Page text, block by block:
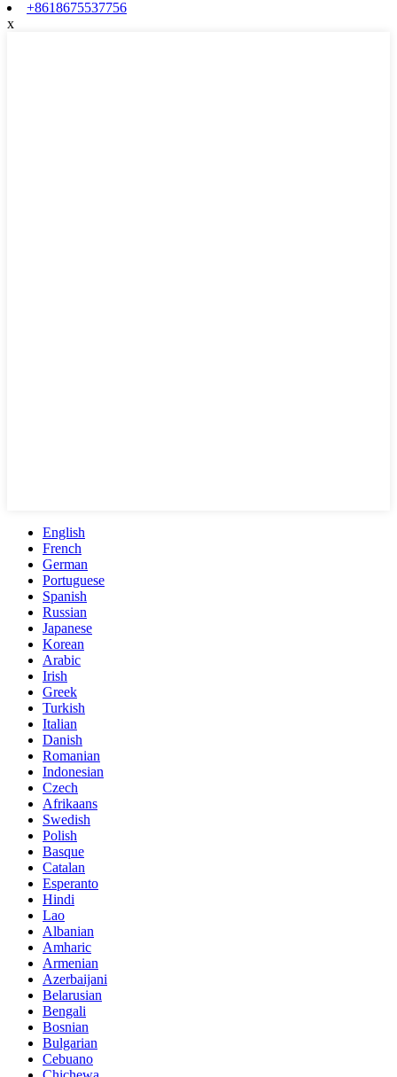
+8618675537756
x
English
French
German
Portuguese
Spanish
Russian
Japanese
Korean
Arabic
Irish
Greek
Turkish
Italian
Danish
Romanian
Indonesian
Czech
Afrikaans
Swedish
Polish
Basque
Catalan
Esperanto
Hindi
Lao
Albanian
Amharic
Armenian
Azerbaijani
Belarusian
Bengali
Bosnian
Bulgarian
Cebuano